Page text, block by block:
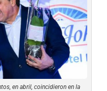
en abril, coincidieron en la